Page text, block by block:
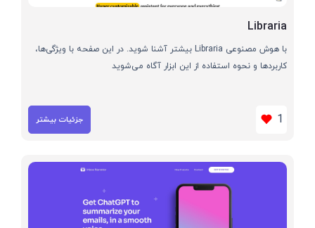
Libraria
با هوش مصنوعی Libraria بیشتر آشنا شوید. در این صفحه با ویژگی‌ها،
کاربردها و نحوه استفاده از این ابزار آگاه می‌شوید
1 جزئیات بیشتر